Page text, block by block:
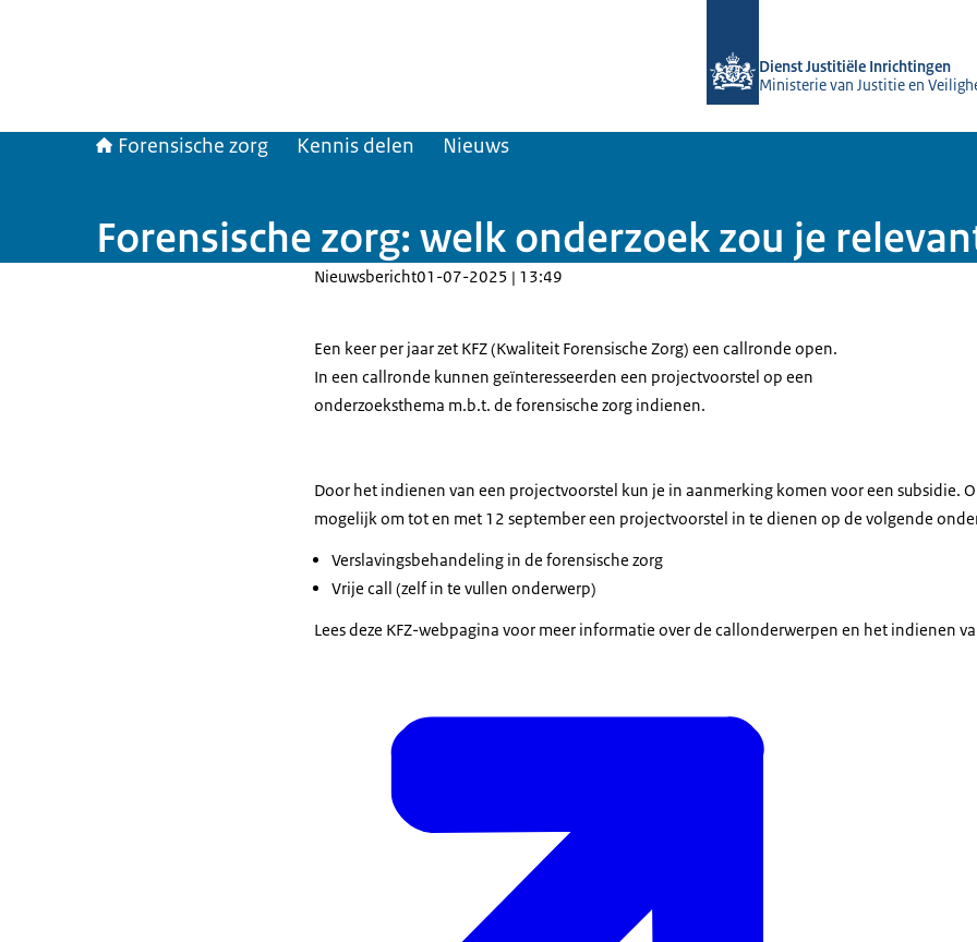
Dienst Justitiële Inrichtingen
Ministerie van Justitie en
Forensische zorg Kennis delen Nieuws
Forensische zorg: welk onderzoek zou je
Nieuwsbericht01-07-2025 | 13:49
Een keer per jaar zet KFZ (Kwaliteit Forensische Zorg) een callronde open.
In een callronde kunnen geïnteresseerden een projectvoorstel op een
onderzoeksthema m.b.t. de forensische zorg indienen.
Door het indienen van een projectvoorstel kun je in aanmerking komen voor een subsidie.
mogelijk om tot en met 12 september een projectvoorstel in te dienen op de volgende
Verslavingsbehandeling in de forensische zorg
Vrije call (zelf in te vullen onderwerp)
Lees deze KFZ-webpagina voor meer informatie over de callonderwerpen en het indienen